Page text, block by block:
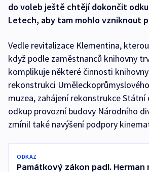
do voleb ještě chtějí dokončit
Letech, aby tam mohlo vzniknout
Vedle revitalizace Klementina,
když podle zaměstnanců knihovny
komplikuje některé činnosti
rekonstrukci
muzea, zahájení rekonstrukce Státní
odkup provozní budovy Národního
zmínil také navýšení podpory
ODKAZ
Památkový zákon padl. Herman